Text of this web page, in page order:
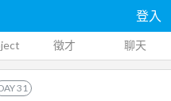
登入
徵才 聊天
31